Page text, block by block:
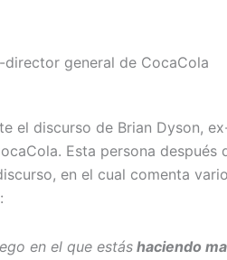
general de CocaCola
el discurso de Brian Dyson,
Esta persona
en el cual comenta
en el que estás haciendo